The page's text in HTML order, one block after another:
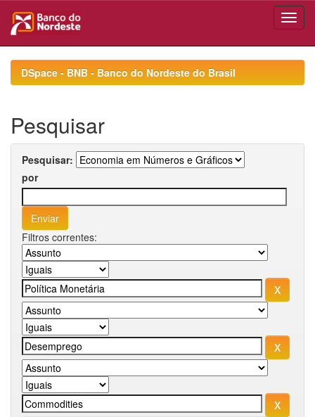
navigationDSpace - BNB - Banco do Nordeste do Brasil
Pesquisar
Pesquisar:
por
Filtros correntes: